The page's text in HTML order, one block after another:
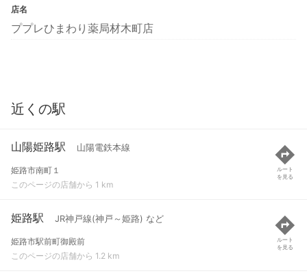
店名
ププレひまわり薬局材木町店
近くの駅
山陽姫路駅 山陽電鉄本線
姫路市南町１
このページの店舗から 1 km
ルート
を見る
姫路駅 JR神戸線(神戸～姫路) など
姫路市駅前町御殿前
このページの店舗から 1.2 km
ルート
を見る